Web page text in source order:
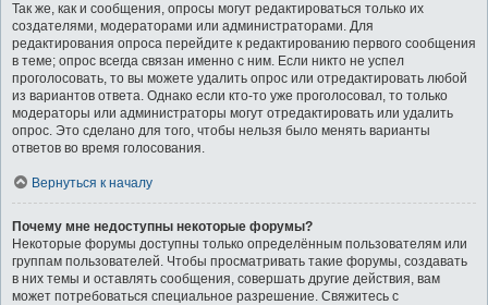
Так же, как и сообщения, опросы могут редактироваться только их
создателями, модераторами или администраторами. Для
редактирования опроса перейдите к редактированию первого сообщения
в теме; опрос всегда связан именно с ним. Если никто не успел
проголосовать, то вы можете удалить опрос или отредактировать любой
из вариантов ответа. Однако если кто-то уже проголосовал, то только
модераторы или администраторы могут отредактировать или удалить
опрос. Это сделано для того, чтобы нельзя было менять варианты
ответов во время голосования.
Вернуться к началу
Почему мне недоступны некоторые форумы?
Некоторые форумы доступны только определённым пользователям или
группам пользователей. Чтобы просматривать такие форумы, создавать
в них темы и оставлять сообщения, совершать другие действия, вам
может потребоваться специальное разрешение. Свяжитесь с